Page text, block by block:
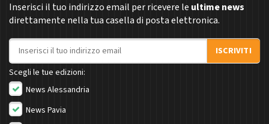
Inserisci il tuo indirizzo email per ricevere le ultime news
direttamente nella tua casella di posta elettronica.
Indirizzo email
ISCRIVITI
Scegli le tue edizioni:
News Alessandria
News Pavia